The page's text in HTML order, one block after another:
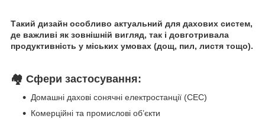
Такий дизайн особливо актуальний для дахових систем,
де важливі як зовнішній вигляд, так і довготривала
продуктивність у міських умовах (дощ, пил, листя тощо).
🏘 Сфери застосування:
Домашні дахові сонячні електростанції (СЕС)
Комерційні та промислові об’єкти